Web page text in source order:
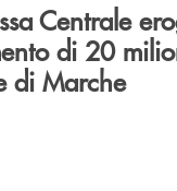
Centrale
di 20
di Marche